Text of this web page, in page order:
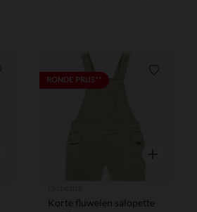
Verlanglijstje.
overzicht
RONDE PRIJS**
Snel
Korte fluwelen salopette